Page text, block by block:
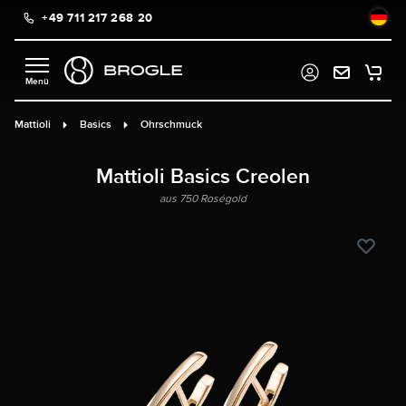
springen
+49 711 217 268 20
Mattioli Basics Ohrschmuck
Mattioli Basics Creolen
aus 750 Roségold